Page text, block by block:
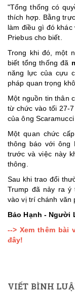
"Tổng thống có
thích hợp. Bằng
làm điều gì đó
Priebus cho biết.
Trong khi đó, một
biết tổng thống đã
năng lực của cựu
pháp quan trọng
Một nguồn tin thân
từ chức vào tối 27-
của ông
Một quan chức
thông báo với ông
trước và việc này
thông.
Sau khi trao đổi
Trump đã nảy ra ý
vào vị trí chánh văn
Bảo Hạnh - Người
--> Xem thêm bài
đây!
VIẾT BÌNH